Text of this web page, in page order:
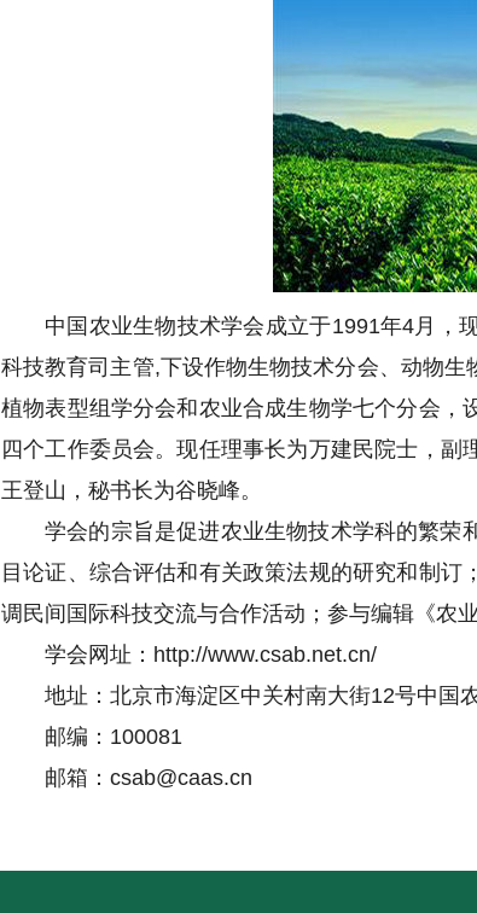
中国农业生物技术学会成立于1991年4月，
科技教育司主管,下设作物生物技术分会、动物
植物表型组学分会和农业合成生物学七个分会
四个工作委员会。现任理事长为万建民院士，
王登山，秘书长为谷晓峰。
学会的宗旨是促进农业生物技术学科的繁荣
目论证、综合评估和有关政策法规的研究和制
调民间国际科技交流与合作活动；参与编辑《农
学会网址：http://www.csab.net.cn/
地址：北京市海淀区中关村南大街12号中国
邮编：100081
邮箱： csab@caas.cn